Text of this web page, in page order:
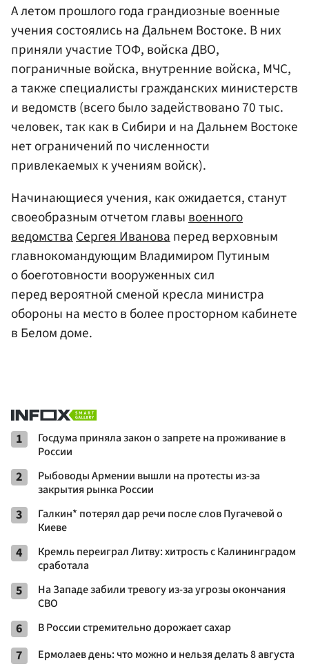
А летом прошлого года грандиозные военные
учения состоялись на Дальнем Востоке. В них
приняли участие ТОФ, войска ДВО,
пограничные войска, внутренние войска, МЧС,
а также специалисты гражданских министерств
и ведомств (всего было задействовано 70 тыс.
человек, так как в Сибири и на Дальнем Востоке
нет ограничений по численности
привлекаемых к учениям войск).
Начинающиеся учения, как ожидается, станут
своеобразным отчетом главывоенного
ведомстваСергея Ивановаперед верховным
главнокомандующим Владимиром Путиным
о боеготовности вооруженных сил
перед вероятной сменой кресла министра
обороны на место в более просторном кабинете
в Белом доме.
1
Госдума приняла закон о запрете на проживание в
России
2
Рыбоводы Армении вышли на протесты из-за
закрытия рынка России
3
Галкин* потерял дар речи после слов Пугачевой о
Киеве
4
Кремль переиграл Литву: хитрость с Калининградом
сработала
5
На Западе забили тревогу из-за угрозы окончания
СВО
6 В России стремительно дорожает сахар
7 Ермолаев день: что можно и нельзя делать 8 августа